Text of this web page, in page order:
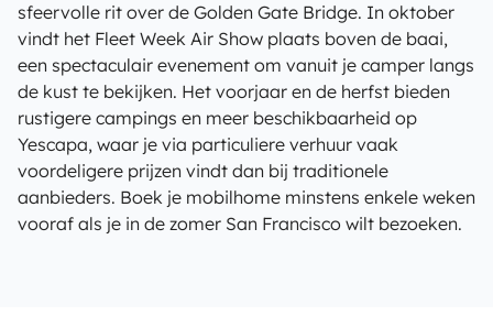
sfeervolle rit over de Golden Gate Bridge. In oktober
vindt het Fleet Week Air Show plaats boven de baai,
een spectaculair evenement om vanuit je camper langs
de kust te bekijken. Het voorjaar en de herfst bieden
rustigere campings en meer beschikbaarheid op
Yescapa, waar je via particuliere verhuur vaak
voordeligere prijzen vindt dan bij traditionele
aanbieders. Boek je mobilhome minstens enkele weken
vooraf als je in de zomer San Francisco wilt bezoeken.